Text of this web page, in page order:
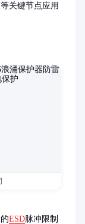
关键节点应用
ESD脉冲限制